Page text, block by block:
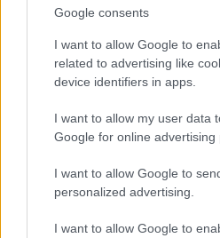
Google consents
I want to allow Google to
related to advertising like
device identifiers in apps.
I want to allow my user data
Google for online advertising
I want to allow Google to
personalized advertising.
I want to allow Google to
figyelemmel, hozzáértéssel
bort lehetne készíteni
hogy a Somlói
Általában sem hiszem,
borágazat legnagyobb
fajta engedélyezett.